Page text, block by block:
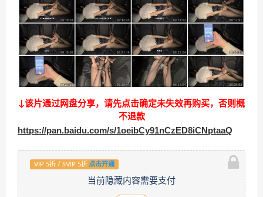
↓该片通过网盘分享，请先点击确定未失效再购买，否则概
不退款
https://pan.baidu.com/s/1oeibCy91nCzED8iCNptaaQ
VIP 5折 / SVIP 5折 点击开通
当前隐藏内容需要支付